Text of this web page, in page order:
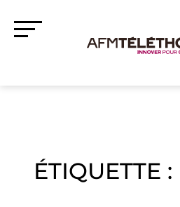
ÉTIQUETTE :